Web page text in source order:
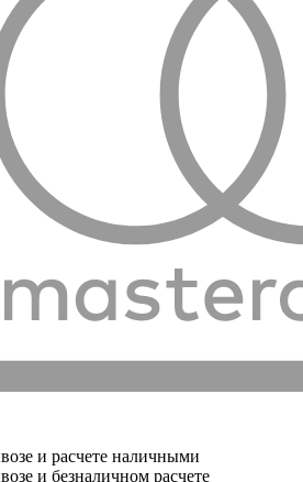
и расчете наличными
и безналичном расчете